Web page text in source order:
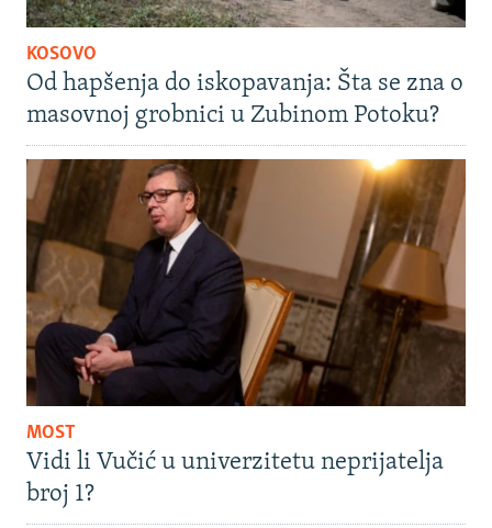
KOSOVO
Od hapšenja do iskopavanja: Šta se zna o
masovnoj grobnici u Zubinom Potoku?
MOST
Vidi li Vučić u univerzitetu neprijatelja
broj 1?